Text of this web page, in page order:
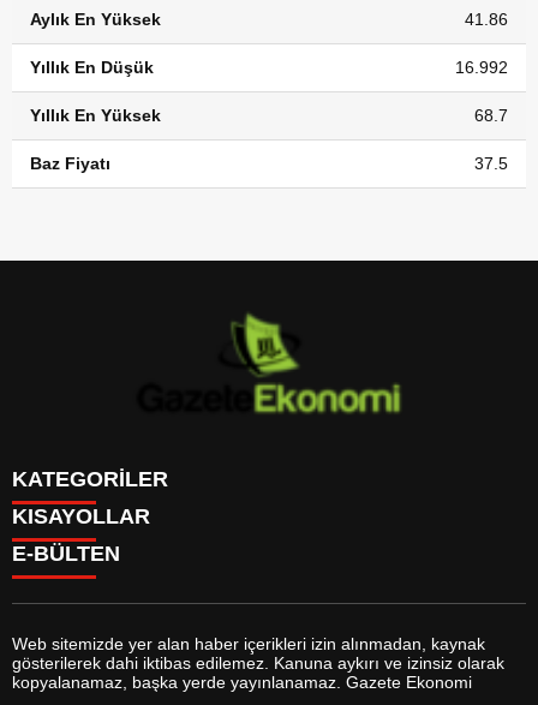
Aylık En Yüksek 41.86
Yıllık En Düşük 16.992
Yıllık En Yüksek 68.7
Baz Fiyatı 37.5
KATEGORİLER
GÜNDEM
DÜNYA
SİYASET
MAGAZİN
SAĞLIK
EĞİTİM
YAŞAM
KISAYOLLAR
BURÇLAR
FİKSTÜR
FİRMA EKLE
FİRMA REHBERİ
E-BÜLTEN
gazeteekonomi.com e-bültenine abone olarak, tarafınıza haber,
Web sitemizde yer alan haber içerikleri izin alınmadan, kaynak
gösterilerek dahi iktibas edilemez. Kanuna aykırı ve izinsiz olarak
kopyalanamaz, başka yerde yayınlanamaz. Gazete Ekonomi